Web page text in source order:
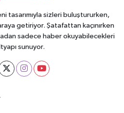
tasarımıyla sizleri buluştururken,
getiriyor. Şatafattan kaçınırken
sadece haber okuyabilecekleri
sunuyor.